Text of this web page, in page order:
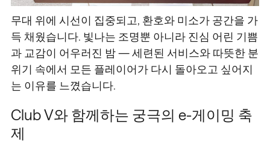
무대 위에 시선이 집중되고, 환호와 미소가 공간을 가
득 채웠습니다. 빛나는 조명뿐 아니라 진심 어린 기쁨
과 교감이 어우러진 밤 — 세련된 서비스와 따뜻한 분
위기 속에서 모든 플레이어가 다시 돌아오고 싶어지
는 이유를 느꼈습니다.
Club V와 함께하는 궁극의 e-게이밍 축
제